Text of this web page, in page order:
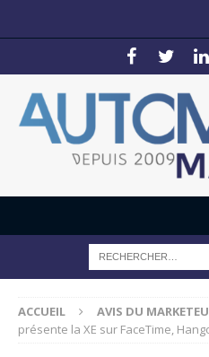
ACCUEIL AVIS DU
présente la XE sur FaceTime,